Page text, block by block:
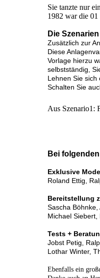
Sie tanzte nur
1982 war die
Die Szenarien
Zusätzlich zur
Diese
Vorlage hierzu
selbstständig,
Lehnen Sie sich
Schalten Sie
Aus Szenario1:
Bei
Exklusive
Roland Ettig,
Bereitstellung
Sascha
Michael
Tests +
Jobst Petig,
Lothar Winter,
Ebenfalls ein